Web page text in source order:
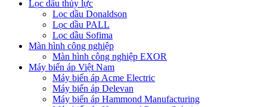
Lọc dầu thủy lực
Lọc dầu Donaldson
Lọc dầu PALL
Lọc dầu Sofima
Màn hình công nghiệp
Màn hình công nghiệp EXOR
Máy biến áp Việt Nam
Máy biến áp Acme Electric
Máy biến áp Delevan
Máy biến áp Hammond Manufacturing